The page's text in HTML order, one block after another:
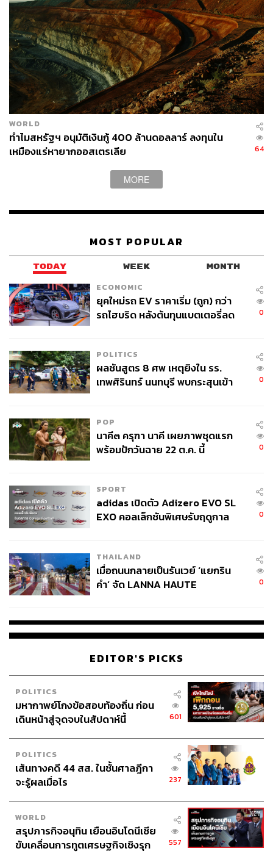
WORLD
ทำไมสหรัฐฯ อนุมัติเงินกู้ 400 ล้านดอลลาร์ ลงทุนใน
เหมืองแร่หายากออสเตรเลีย
64
MORE
MOST POPULAR
TODAY WEEK MONTH
ECONOMIC
ยุคใหม่รถ EV ราคาเริ่ม (ถูก) กว่า
รถไฮบริด หลังต้นทุนแบตเตอรี่ลด
0
POLITICS
ผลชันสูตร 8 ศพ เหตุยิงใน รร.
เทพศิรินทร์ นนทบุรี พบกระสุนเข้า
0
POP
นาคี๓ ครุฑา นาคี เผยภาพชุดแรก
พร้อมปักวันฉาย 22 ต.ค. นี้
0
SPORT
adidas เปิดตัว Adizero EVO SL
EXO คอลเล็กชันพิเศษรับฤดูกาล
0
THAILAND
เมื่อถนนกลายเป็นรันเวย์ ‘แยกริน
คำ’ จัด LANNA HAUTE
0
EDITOR'S PICKS
POLITICS
มหากาพย์โกงข้อสอบท้องถิ่น ก่อน
เดินหน้าสู่จุดจบในสัปดาห์นี้
601
POLITICS
เส้นทางคดี 44 สส. ในชั้นศาลฎีกา
จะรู้ผลเมื่อไร
237
WORLD
สรุปภารกิจอนุทิน เยือนอินโดนีเซีย
ขับเคลื่อนการทูตเศรษฐกิจเชิงรุก
557